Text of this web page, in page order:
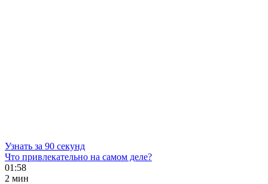
Узнать за 90 секунд
Что привлекательно на самом деле?
01:58
2 мин